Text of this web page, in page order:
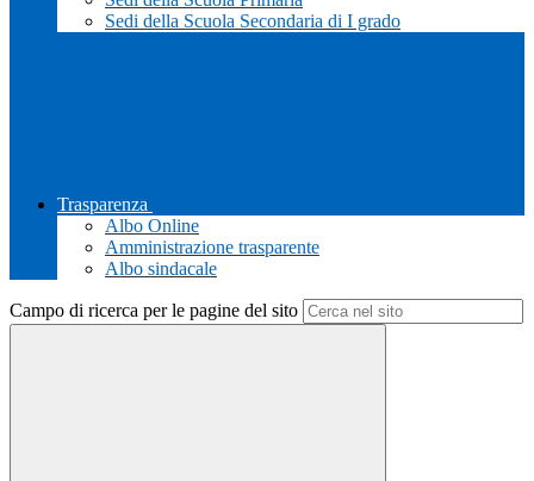
Sedi della Scuola Secondaria di I grado
Trasparenza
Albo Online
Amministrazione trasparente
Albo sindacale
Campo di ricerca per le pagine del sito